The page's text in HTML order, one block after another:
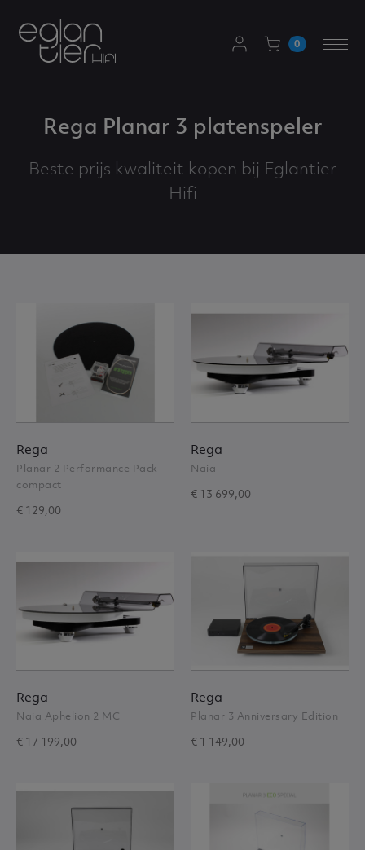
AANMELDEN
WINKELWAGEN
0
Rega Planar 3 platenspeler
Beste prijs kwaliteit kopen bij Eglantier
Hifi
Rega
Planar 2 Performance Pack
compact
€ 129,00
Rega
Naia
€ 13 699,00
Rega
Naia Aphelion 2 MC
€ 17 199,00
Rega
Planar 3 Anniversary Edition
€ 1 149,00